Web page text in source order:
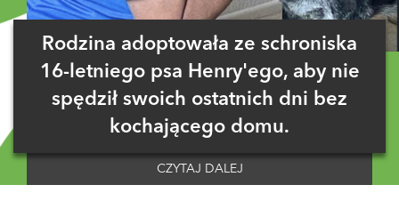
Rodzina adoptowała ze schroniska
16-letniego psa Henry'ego, aby nie
spędził swoich ostatnich dni bez
kochającego domu.
CZYTAJ DALEJ